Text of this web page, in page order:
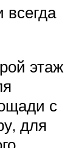
всегда
этаж
с
для